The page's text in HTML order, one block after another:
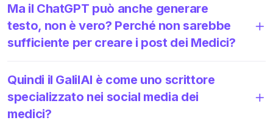
Ma il ChatGPT può anche generare
testo, non è vero? Perché non sarebbe
sufficiente per creare i post dei Medici?
Quindi il GalilAI è come uno scrittore
specializzato nei social media dei
medici?